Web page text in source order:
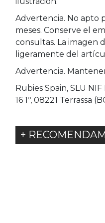
Advertencia. No apto
meses. Conserve el
consultas. La imagen
ligeramente del
Advertencia.
Rubies Spain, SLU
16 1º, 08221 Terrassa
+